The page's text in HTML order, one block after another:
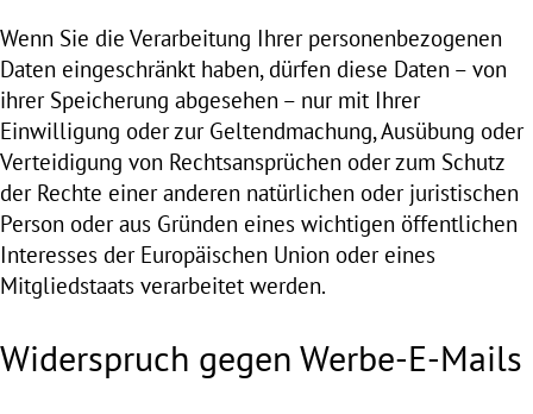
Wenn Sie die Verarbeitung Ihrer personenbezogenen
Daten eingeschränkt haben, dürfen diese Daten – von
ihrer Speicherung abgesehen – nur mit Ihrer
Einwilligung oder zur Geltendmachung, Ausübung oder
Verteidigung von Rechtsansprüchen oder zum Schutz
der Rechte einer anderen natürlichen oder juristischen
Person oder aus Gründen eines wichtigen öffentlichen
Interesses der Europäischen Union oder eines
Mitgliedstaats verarbeitet werden.
Widerspruch gegen Werbe-E-Mails